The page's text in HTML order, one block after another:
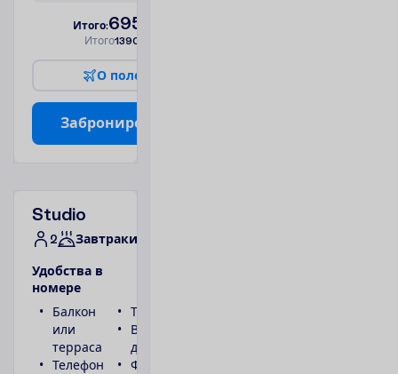
Итого:695.00
Итого1390.00
О поле
Заброниро
Studio
2 Завтраки
Удобства в
номере
Балкон
или
терраса
Телефон
Туалет
Ванна или
душ
Фен